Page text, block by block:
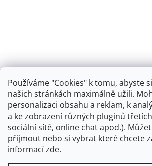
Používáme "Cookies" k tomu, abyste
našich stránkách maximálně užili.
personalizaci obsahu a reklam, k
a ke zobrazení různých pluginů
sociální sítě, online chat apod.).
přijmout nebo si vybrat které chcete
informacízde.
Retro koupelna